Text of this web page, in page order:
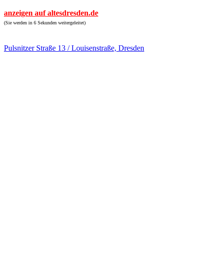
anzeigen auf altesdresden.de
(Sie werden in 6 Sekunden weitergeleitet)
Pulsnitzer Straße 13 / Louisenstraße, Dresden